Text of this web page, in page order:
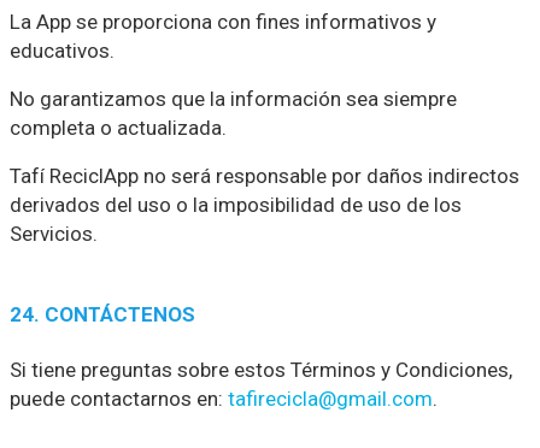
La App se proporciona con fines informativos y
educativos.
No garantizamos que la información sea siempre
completa o actualizada.
Tafí ReciclApp no será responsable por daños indirectos
derivados del uso o la imposibilidad de uso de los
Servicios.
24. CONTÁCTENOS
Si tiene preguntas sobre estos Términos y Condiciones,
puede contactarnos en: tafirecicla@gmail.com.